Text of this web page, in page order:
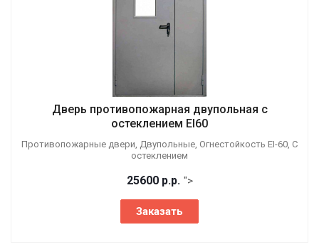
Дверь противопожарная двупольная с
остеклением EI60
Противопожарные двери, Двупольные, Огнестойкость EI-60, С
остеклением
25600 р.р. ">
Заказать